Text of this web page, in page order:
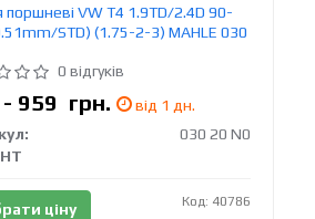
поршневі VW T4 1.9TD/2.4D 90-
STD) (1.75-2-3) MAHLE 030
0 відгуків
959 грн.
від 1 дн.
030 20 N0
ціну Код: 40786